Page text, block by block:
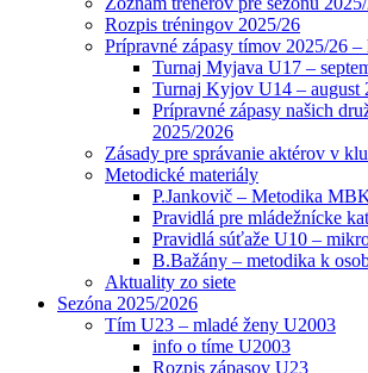
Rozpis tréningov 2025/26
Prípravné zápasy tímov 2025/26
Turnaj Myjava U17 –
Turnaj Kyjov U14 – august
Prípravné zápasy našich
2025/2026
Zásady pre správanie aktérov v
Metodické materiály
P.Jankovič – Metodika
Pravidlá pre mládežnícke
Pravidlá súťaže U10 –
B.Bažány – metodika k
Aktuality zo siete
Sezóna 2025/2026
Tím U23 – mladé ženy U2003
info o tíme U2003
Rozpis zápasov U23